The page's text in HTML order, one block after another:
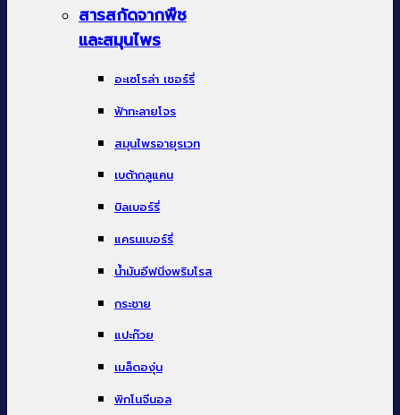
สารสกัดจากพืช
และสมุนไพร
อะเซโรล่า เชอร์รี่
ฟ้าทะลายโจร
สมุนไพรอายุรเวท
เบต้ากลูแคน
บิลเบอร์รี่
แครนเบอร์รี่
น้ำมันอีฟนิ่งพริมโรส
กระชาย
แปะก๊วย
เมล็ดองุ่น
พิกโนจีนอล